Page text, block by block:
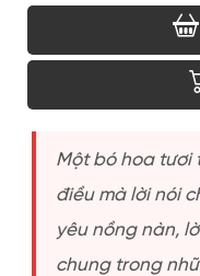
Một bó hoa tươi
điều mà lời nói
yêu nồng nàn,
chung trong